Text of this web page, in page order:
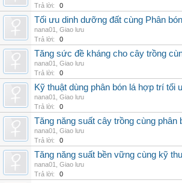
Trả lời:
0
Tối ưu dinh dưỡng đất cùng Phân
nana01
Giao lưu
Trả lời:
0
Tăng sức đề kháng cho cây trồng
nana01
Giao lưu
Trả lời:
0
Kỹ thuật dùng phân bón lá hợp trí tối
nana01
Giao lưu
Trả lời:
0
Tăng năng suất cây trồng cùng phân
nana01
Giao lưu
Trả lời:
0
Tăng năng suất bền vững cùng kỹ
nana01
Giao lưu
Trả lời:
0